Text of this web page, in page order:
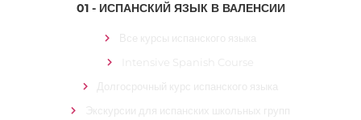
01 - ИСПАНСКИЙ ЯЗЫК В ВАЛЕНСИИ